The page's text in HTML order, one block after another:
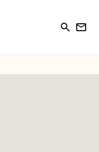
search newsletter